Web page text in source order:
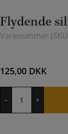
Flydende
Varenummer
125,00 DKK
–
silikone
+